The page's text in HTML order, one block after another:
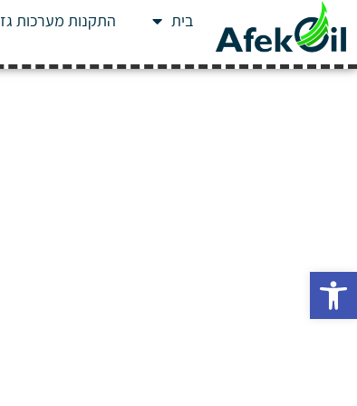
פתח סרגל נגישות
בית התקנות מערכות גז